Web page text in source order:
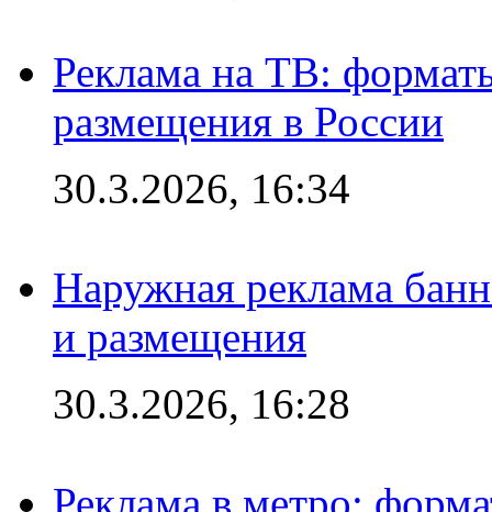
Реклама на ТВ:
размещения в России
30.3.2026, 16:34
Наружная реклама
и размещения
30.3.2026, 16:28
Реклама в метро: